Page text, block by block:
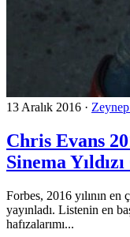
13 Aralık 2016 ·
Chris Evans
Sinema
Forbes, 2016 yılının en
yayınladı. Listenin en
hafızalarımı...